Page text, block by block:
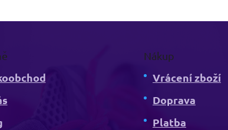
Nákup
Vrácení zboží
Doprava
Platba